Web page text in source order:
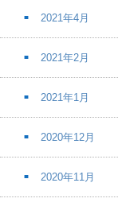
2021年4月
2021年2月
2021年1月
2020年12月
2020年11月